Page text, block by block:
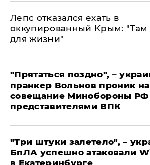
Лепс отказался ехать в
оккупированный Крым: "Там
для жизни"
"Прятаться поздно", –
пранкер Вольнов проник на
совещание Минобороны РФ
представителями ВПК
"Три штуки залетело", –
БпЛА успешно атаковали